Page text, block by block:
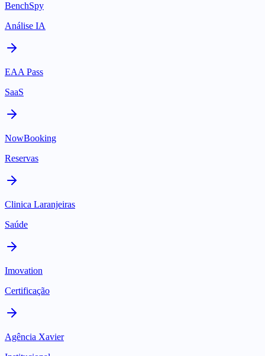
BenchSpy
Análise IA
EAA Pass
SaaS
NowBooking
Reservas
Clinica Laranjeiras
Saúde
Imovation
Certificação
Agência Xavier